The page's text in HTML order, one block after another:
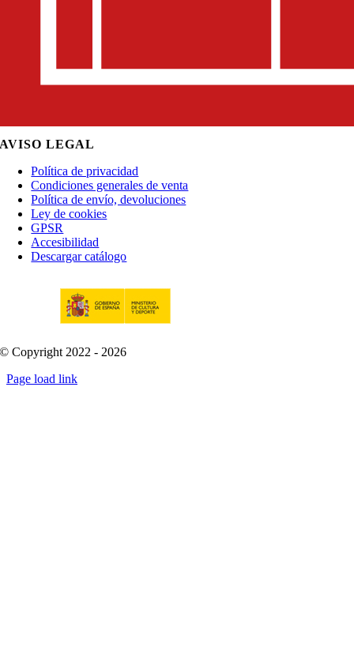
AVISO LEGAL
Política de privacidad
Condiciones generales de venta
Política de envío, devoluciones
Ley de cookies
GPSR
Accesibilidad
Descargar catálogo
© Copyright 2022 - 2026
Page load link